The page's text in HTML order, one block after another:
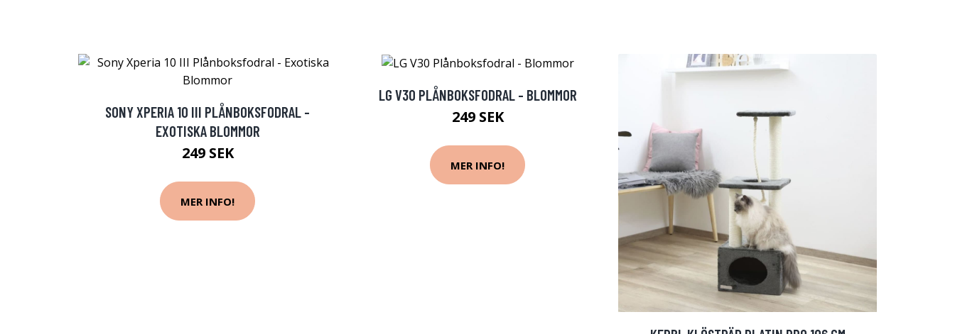
SONY XPERIA 10 III PLÅNBOKSFODRAL -
EXOTISKA BLOMMOR
249 SEK
MER INFO!
LG V30 PLÅNBOKSFODRAL - BLOMMOR
249 SEK
MER INFO!